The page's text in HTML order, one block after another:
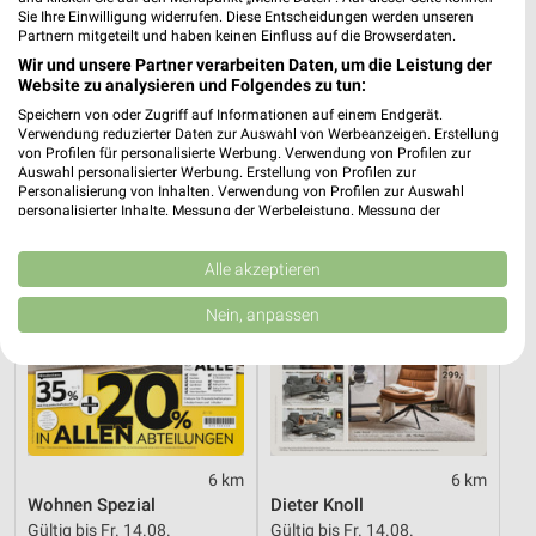
7,9 km
Angebote ab 10.08.
Gültig bis Sa. 15.08.
47,1 km
Hot Sommer Sale
Gültig bis Sa. 29.08.
XXXLutz
6 km
Wohnen Spezial
Gültig bis Fr. 14.08.
XXXLutz
6 km
Dieter Knoll
Gültig bis Fr. 14.08.
Sie Ihre Einwilligung widerrufen. Diese Entscheidungen werden unseren
Partnern mitgeteilt und haben keinen Einfluss auf die Browserdaten.
Wir und unsere Partner verarbeiten Daten, um die Leistung der
Website zu analysieren und Folgendes zu tun:
Speichern von oder Zugriff auf Informationen auf einem Endgerät.
Verwendung reduzierter Daten zur Auswahl von Werbeanzeigen. Erstellung
von Profilen für personalisierte Werbung. Verwendung von Profilen zur
Auswahl personalisierter Werbung. Erstellung von Profilen zur
Personalisierung von Inhalten. Verwendung von Profilen zur Auswahl
personalisierter Inhalte. Messung der Werbeleistung. Messung der
Kombinationen von Daten aus verschiedenen Quellen. Entwicklung und
Verbesserung der Angebote. Verwendung reduzierter Daten zur Auswahl
von Inhalten.
Daten können außerhalb der Europäischen Union weitergegeben und in die
USA gesendet werden.
Website/App.
Partnerliste anzeigen (1 IAB-Anbieter)
Wir nutzen Ihre Daten für folgende Zwecke:
Speichern von oder Zugriff auf Informationen
auf einem Endgerät
Alle akzeptieren
Nein, anpassen